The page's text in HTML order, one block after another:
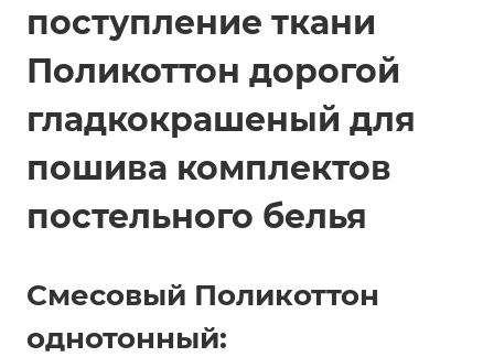
поступление ткани
Поликоттон дорогой
гладкокрашеный для
пошива комплектов
постельного белья
Смесовый Поликоттон
однотонный: